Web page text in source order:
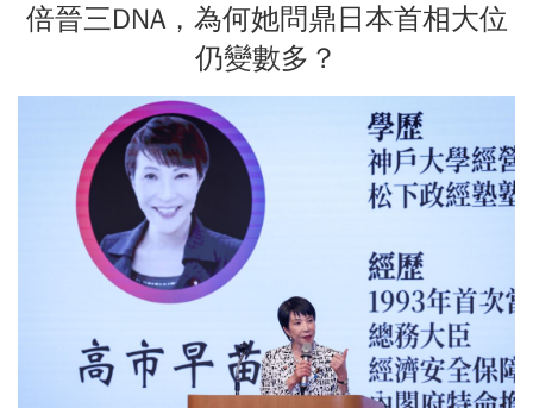
倍晉三DNA，為何她問鼎日本首相大位
仍變數多？